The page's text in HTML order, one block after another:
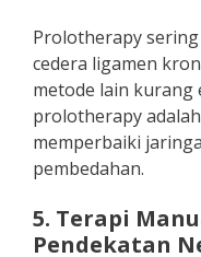
Prolotherapy
cedera ligamen
metode lain kurang
prolotherapy
memperbaiki
pembedahan.
5. Terapi
Pendekatan